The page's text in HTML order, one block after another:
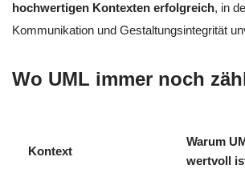
hochwertigen Kontexten erfolgreich, in
Kommunikation und Gestaltungsintegrität
Wo UML immer noch
Kontext
Warum
wertvoll